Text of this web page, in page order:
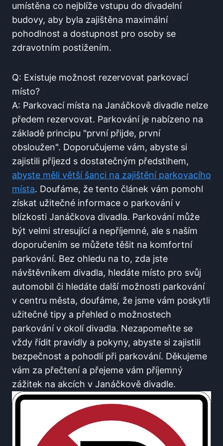
umístěna co nejblíže vstupu‌ do divadelní
⁣budovy, aby ​byla zajištěna maximální
pohodlnost a dostupnost pro osoby se
zdravotním⁢ postižením.
Q: Existuje možnost rezervovat parkovací
místo?
A: Parkovací místa na Janáčkově⁢ divadle nelze
předem ​rezervovat. Parkování je nabízeno na ​
základě principu "první přijde, první
obsloužen". Doporučujeme‍ vám, abyste si
zajistili příjezd s dostatečným předstihem,
abyste měli větší‍ šanci na zajištění parkovacího
místa. ‌Doufáme, že tento článek vám pomohl
získat užitečné⁢ informace o ⁤parkování v
blízkosti Janáčkova divadla. Parkování může
být velmi stresující a nepříjemné,‌ ale s naším​
doporučením se‌ můžete těšit na komfortní⁤
parkování.⁤ Bez ohledu na to, zda jste
⁤návštěvníkem divadla, hledáte ⁢místo pro svůj
automobil či hledáte další⁢ možnosti parkování
v centru města, doufáme, že jsme vám poskytli⁢
užitečné tipy a přehled o možnostech
parkování ‍v okolí divadla. Nezapomeňte se
vždy ⁣řídit pravidly a pokyny, abyste⁣ si ⁤zajistili
bezpečnost a pohodlí‍ při parkování. Děkujeme
⁢vám⁢ za přečtení a přejeme vám ​příjemný
zážitek⁢ na akcích ⁤v⁣ Janáčkově divadle.